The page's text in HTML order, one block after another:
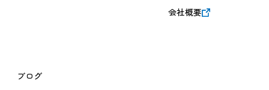
ブログ
会社概要